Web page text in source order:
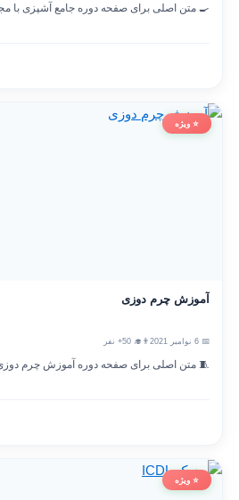
🍳 متن اصلی برای صفحه دوره جامع آشپزی با
⭐ ویژه
آموزش چرم دوزی
👨‍🎓 50+ نفر
🧵 متن اصلی برای صفحه دوره آموزش چرم دوزی
⭐ ویژه